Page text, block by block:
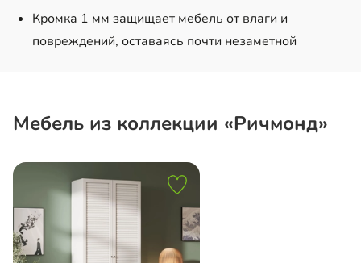
Кромка 1 мм защищает мебель от влаги и
повреждений, оставаясь почти незаметной
Мебель из коллекции «Ричмонд»